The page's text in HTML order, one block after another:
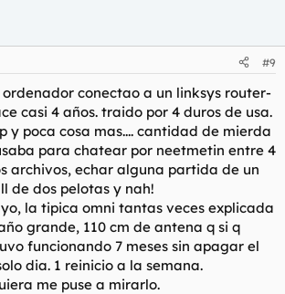
#9
ordenador conectao a un linksys router-
casi 4 años. traido por 4 duros de usa.
y poca cosa mas.... cantidad de mierda
para chatear por neetmetin entre 4
archivos, echar alguna partida de un
de dos pelotas y nah!
la tipica omni tantas veces explicada
grande, 110 cm de antena q si q
funcionando 7 meses sin apagar el
dia. 1 reinicio a la semana.
me puse a mirarlo.